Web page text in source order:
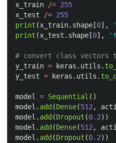
x_train
/= 255
x_test
/= 255
print (x_train. shape [0], '
print (x_test . shape [0], '
y_train = keras . utils .
y_test = keras . utils .
model = Sequential ()
model . add (Dense(512 ,
model . add (Dropout (0.2))
model . add (Dense(512 ,
model . add (Dropout (0.2))